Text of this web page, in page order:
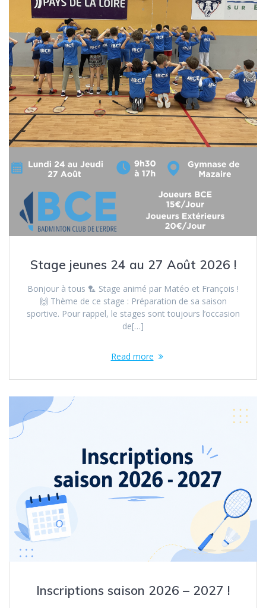
Stage jeunes 24 au 27 Août 2026 !
Bonjour à tous 🏸 Stage animé par Matéo et François !
🙌 Thème de ce stage : Préparation de sa saison
sportive. Pour rappel, le stages sont toujours l’occasion
de[…]
Read more
Inscriptions saison 2026 – 2027 !